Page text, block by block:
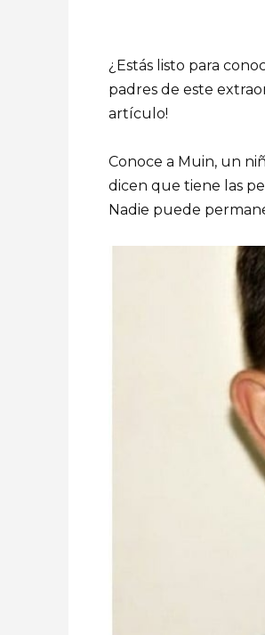
¿Estás listo para
padres de este
artículo!
Conoce a Muin, un
dicen que tiene las
Nadie puede